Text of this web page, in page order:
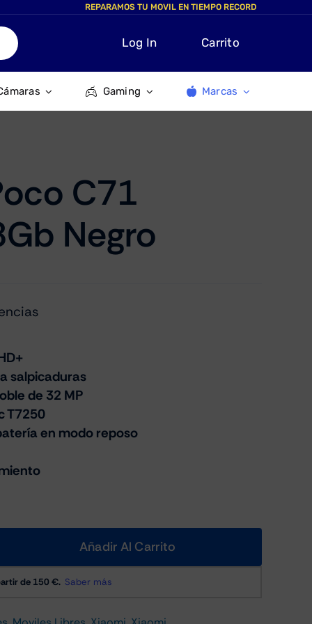
REPARAMOS TU MOVIL EN TIEMPO RECORD
Log In Carrito
Gaming Marcas
C71
Negro
salpicaduras
de 32 MP
T7250
en modo reposo
Añadir Al Carrito